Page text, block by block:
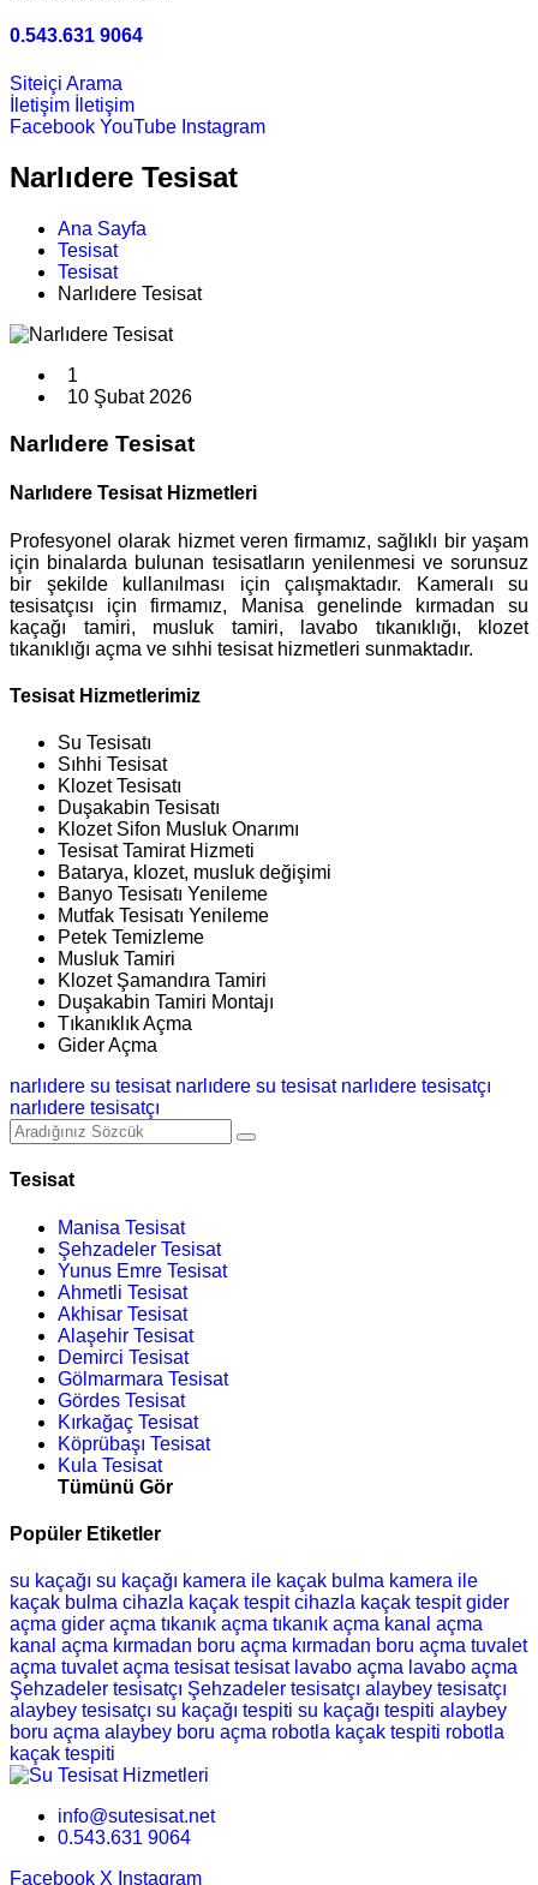
0.543.631 9064
Siteiçi Arama
İletişim
İletişim
Facebook YouTube Instagram
Narlıdere Tesisat
Ana Sayfa
Tesisat
Tesisat
Narlıdere Tesisat
1
10 Şubat 2026
Narlıdere Tesisat
Narlıdere Tesisat Hizmetleri
Profesyonel olarak hizmet veren firmamız, sağlıklı bir yaşam
için binalarda bulunan tesisatların yenilenmesi ve sorunsuz
bir şekilde kullanılması için çalışmaktadır. Kameralı su
tesisatçısı için firmamız, Manisa genelinde kırmadan su
kaçağı tamiri, musluk tamiri, lavabo tıkanıklığı, klozet
tıkanıklığı açma ve sıhhi tesisat hizmetleri sunmaktadır.
Tesisat Hizmetlerimiz
Su Tesisatı
Sıhhi Tesisat
Klozet Tesisatı
Duşakabin Tesisatı
Klozet Sifon Musluk Onarımı
Tesisat Tamirat Hizmeti
Batarya, klozet, musluk değişimi
Banyo Tesisatı Yenileme
Mutfak Tesisatı Yenileme
Petek Temizleme
Musluk Tamiri
Klozet Şamandıra Tamiri
Duşakabin Tamiri Montajı
Tıkanıklık Açma
Gider Açma
narlıdere su tesisat narlıdere su tesisat narlıdere tesisatçı
narlıdere tesisatçı
Tesisat
Manisa Tesisat
Şehzadeler Tesisat
Yunus Emre Tesisat
Ahmetli Tesisat
Akhisar Tesisat
Alaşehir Tesisat
Demirci Tesisat
Gölmarmara Tesisat
Gördes Tesisat
Kırkağaç Tesisat
Köprübaşı Tesisat
Kula Tesisat
Tümünü Gör
Popüler Etiketler
su kaçağı su kaçağı kamera ile kaçak bulma kamera ile
kaçak bulma cihazla kaçak tespit cihazla kaçak tespit gider
açma gider açma tıkanık açma tıkanık açma kanal açma
kanal açma kırmadan boru açma kırmadan boru açma tuvalet
açma tuvalet açma tesisat tesisat lavabo açma lavabo açma
Şehzadeler tesisatçı Şehzadeler tesisatçı alaybey tesisatçı
alaybey tesisatçı su kaçağı tespiti su kaçağı tespiti alaybey
boru açma alaybey boru açma robotla kaçak tespiti robotla
kaçak tespiti
info@sutesisat.net
0.543.631 9064
Facebook X Instagram